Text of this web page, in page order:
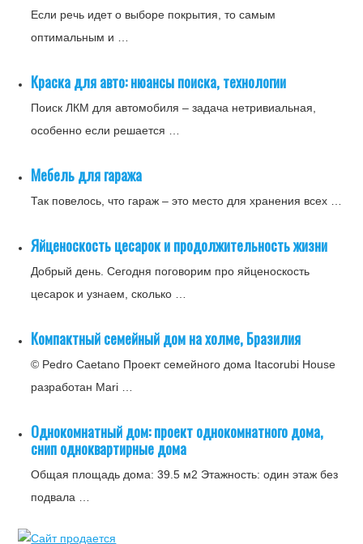
Если речь идет о выборе покрытия, то самым
оптимальным и …
Краска для авто: нюансы поиска, технологии
Поиск ЛКМ для автомобиля – задача нетривиальная,
особенно если решается …
Мебель для гаража
Так повелось, что гараж – это место для хранения всех …
Яйценоскость цесарок и продолжительность жизни
Добрый день. Сегодня поговорим про яйценоскость
цесарок и узнаем, сколько …
Компактный семейный дом на холме, Бразилия
© Pedro Caetano Проект семейного дома Itacorubi House
разработан Mari …
Однокомнатный дом: проект однокомнатного дома,
снип одноквартирные дома
Общая площадь дома: 39.5 м2 Этажность: один этаж без
подвала …